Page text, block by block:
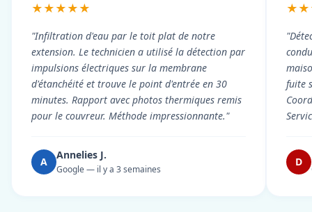
★★★★★
"Infiltration d'eau par le toit plat de notre
extension. Le technicien a utilisé la détection par
impulsions électriques sur la membrane
d'étanchéité et trouve le point d'entrée en 30
minutes. Rapport avec photos thermiques remis
pour le couvreur. Méthode impressionnante."
A
Annelies J.
Google — il y a 3 semaines
fuite
D